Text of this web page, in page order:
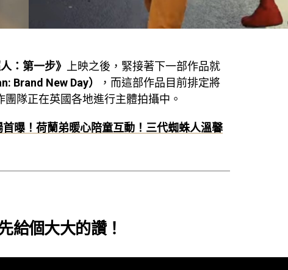
：第一步》
上映之後，緊接著下一部作品就
Brand New Day）
，而這部作品目前排定將
隊正在英國各地進行主體拍攝中。
首曝！荷蘭弟暖心陪童互動！三代蜘蛛人溫馨
給個大大的讚！